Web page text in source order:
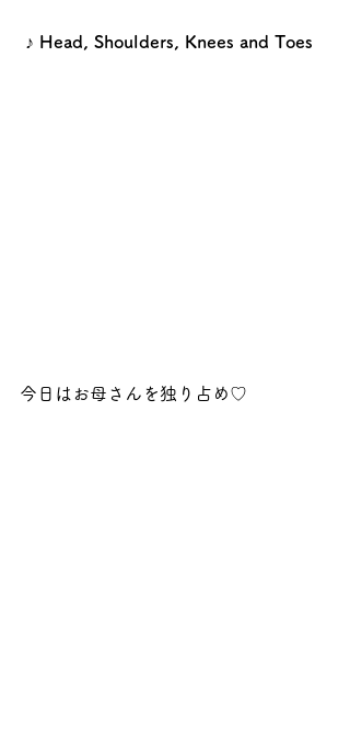
♪ Head, Shoulders, Knees and Toes
今日はお母さんを独り占め♡